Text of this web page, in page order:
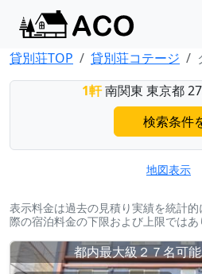
貸別荘TOP 貸別荘コテージ
1軒南関東 東京都
検索条件
地図表示
表示料金は過去の見積り実績を統計
際の宿泊料金の下限および上限ではあ
都内最大級２７名可